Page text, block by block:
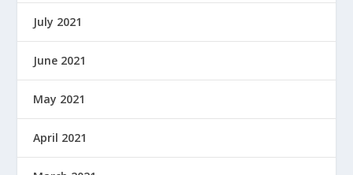
July 2021
June 2021
May 2021
April 2021